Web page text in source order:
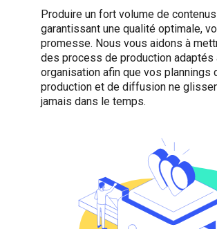
Produire un fort volume de
garantissant une qualité optimale,
promesse. Nous vous aidons à
des process de production adaptés
organisation afin que vos plannings
production et de diffusion ne
jamais dans le temps.